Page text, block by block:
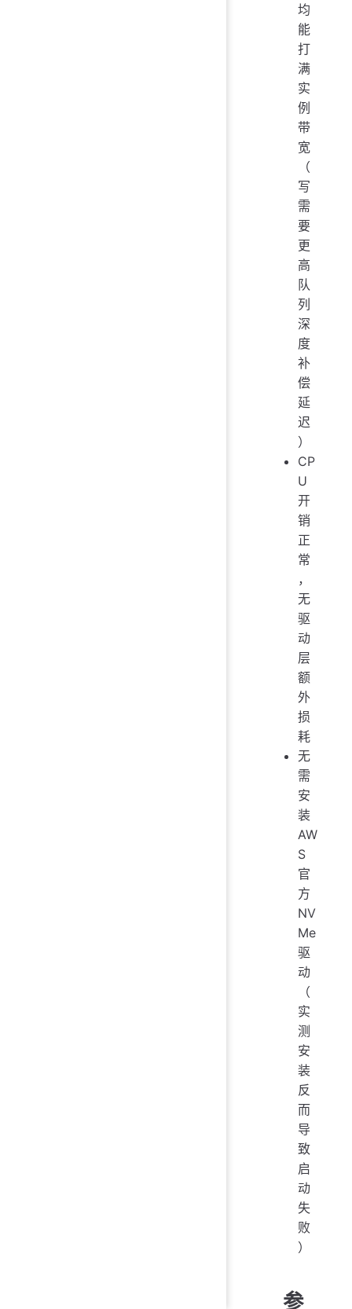
均
能
打
满
实
例
带
宽
（
写
需
要
更
高
队
列
深
度
补
偿
延
迟
）
CP
U
开
销
正
常
，
无
驱
动
层
额
外
损
耗
无
需
安
装
AW
S
官
方
NV
Me
驱
动
（
实
测
安
装
反
而
导
致
启
动
失
败
）
参